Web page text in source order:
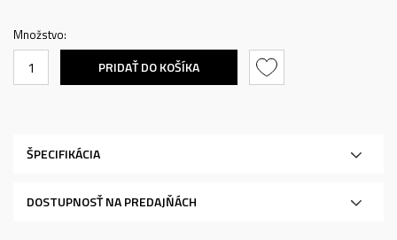
Množstvo:
PRIDAŤ DO KOŠÍKA
ŠPECIFIKÁCIA
DOSTUPNOSŤ NA PREDAJŇÁCH